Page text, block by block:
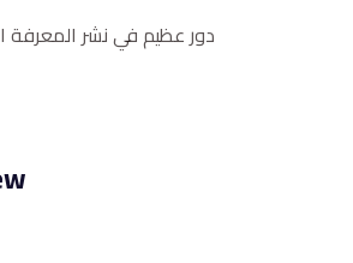
دور عظيم في نشر المعرفة